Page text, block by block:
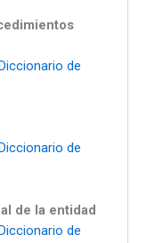
de
de
de la entidad
de